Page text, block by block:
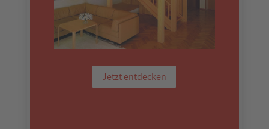
Jetzt entdecken